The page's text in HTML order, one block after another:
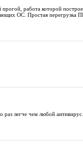
работа которой
ОС. Простая перегрузка
легче чем любой